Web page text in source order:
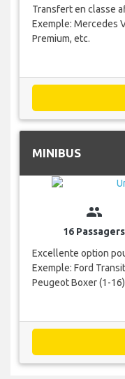
Transfert en classe
Exemple: Mercedes
Premium, etc.
MINIBUS
group
16 Passagers
Excellente option
Exemple: Ford
Peugeot Boxer (1-